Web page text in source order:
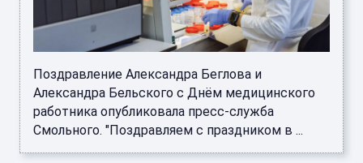
Поздравление Александра Беглова и
Александра Бельского с Днём медицинского
работника опубликовала пресс-служба
Смольного. "Поздравляем с праздником в ...